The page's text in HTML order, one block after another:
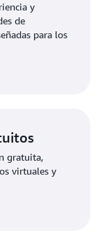
y
de
para los
gratuita,
virtuales y